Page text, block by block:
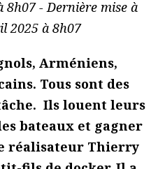
8h07 - Dernière mise à
2025 à 8h07
Arméniens,
Tous sont des
Ils louent leurs
bateaux et gagner
réalisateur Thierry